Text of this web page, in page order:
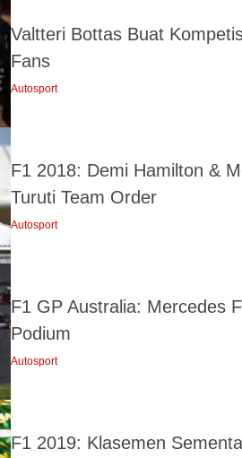
Valtteri Bottas Buat
Fans
Autosport
F1 2018: Demi Hamilton &
Turuti Team Order
Autosport
F1 GP Australia: Mercedes
Podium
Autosport
F1 2019: Klasemen